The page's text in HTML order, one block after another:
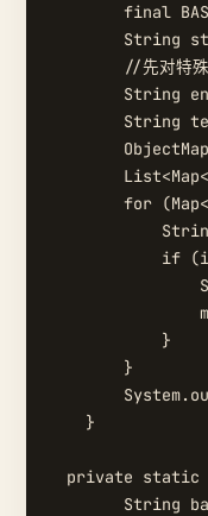
final
String
//先对特
String
String
for
if
            }
        }
    }
private static
String